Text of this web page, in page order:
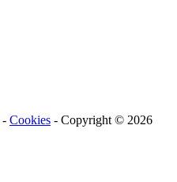
- Cookies - Copyright © 2026